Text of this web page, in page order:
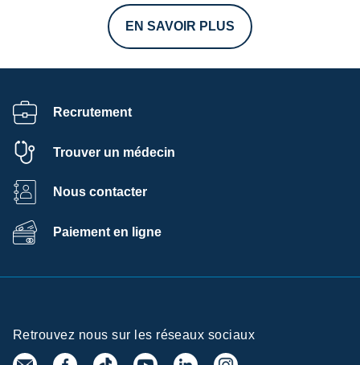
EN SAVOIR PLUS
Recrutement
Trouver un médecin
Nous contacter
Paiement en ligne
Retrouvez nous sur les réseaux sociaux